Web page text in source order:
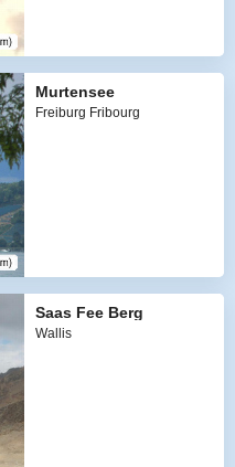
Murtensee
Freiburg Fribourg
Saas Fee Berg
Wallis